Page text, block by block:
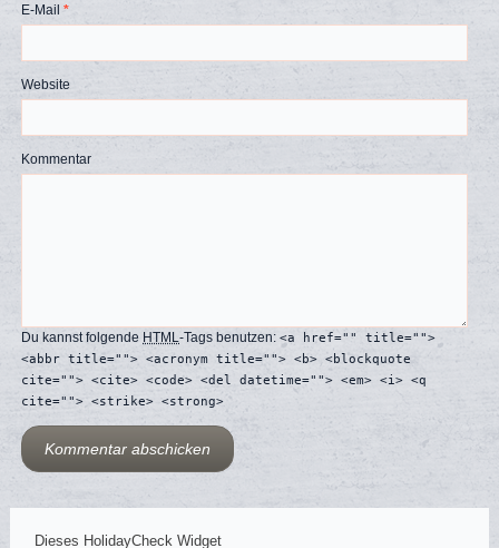
E-Mail*
Website
Kommentar
Du kannst folgende HTML-Tags benutzen:<a href="" title="">
<abbr title=""> <acronym title=""> <b> <blockquote
cite=""> <cite> <code> <del datetime=""> <em> <i> <q
cite=""> <strike> <strong>
Dieses HolidayCheck Widget